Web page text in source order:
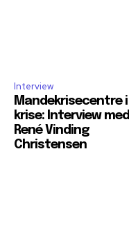
Interview
Mandekrisecentre i
krise: Interview med
René Vinding
Christensen